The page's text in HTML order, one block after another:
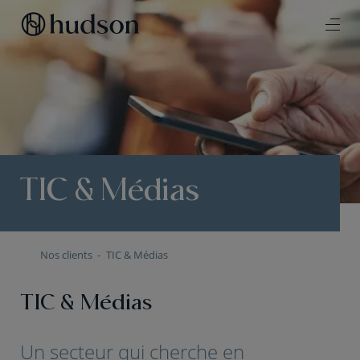
TIC & Médias
Nos clients TIC & Médias
TIC & Médias
Un secteur qui cherche en